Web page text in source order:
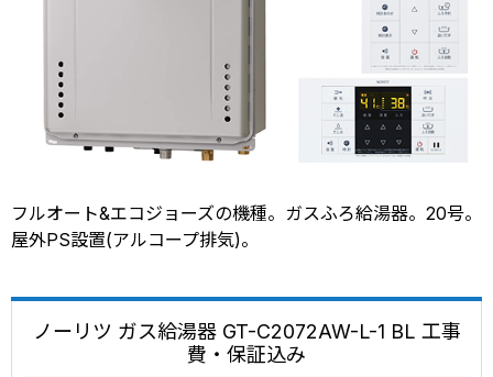
フルオート&エコジョーズの機種。ガスふろ給湯器。20号。
屋外PS設置(アルコープ排気)。
ノーリツ ガス給湯器 GT-C2072AW-L-1 BL 工事
費・保証込み